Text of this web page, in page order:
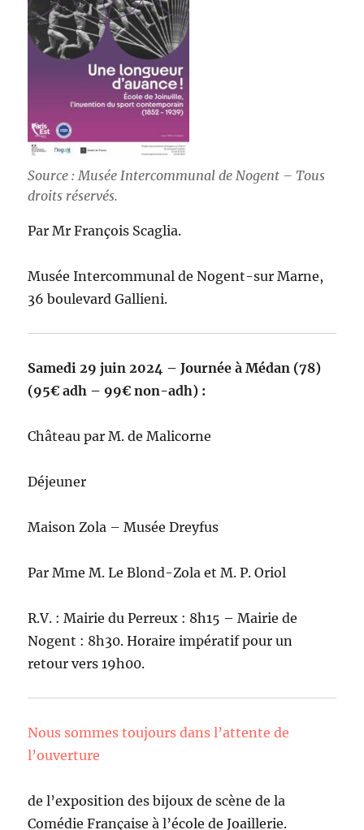
Source : Musée Intercommunal de Nogent – Tous
droits réservés.
Par Mr François Scaglia.
Musée Intercommunal de Nogent-sur Marne,
36 boulevard Gallieni.
Samedi 29 juin 2024 – Journée à Médan (78)
(95€ adh – 99€ non-adh) :
Château par M. de Malicorne
Déjeuner
Maison Zola – Musée Dreyfus
Par Mme M. Le Blond-Zola et M. P. Oriol
R.V. : Mairie du Perreux : 8h15 – Mairie de
Nogent : 8h30. Horaire impératif pour un
retour vers 19h00.
Nous sommes toujours dans l’attente de
l’ouverture
de l’exposition des bijoux de scène de la
Comédie Française à l’école de Joaillerie.